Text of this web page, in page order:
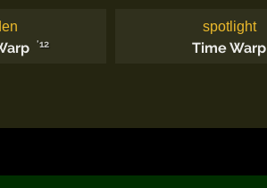
'12
spotlight
Time Warp